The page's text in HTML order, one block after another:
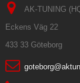
AK-TUNING
Eckens Väg 22
433 33 Göteborg